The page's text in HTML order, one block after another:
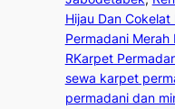
Hijau Dan
Permadani Merah
RKarpet
sewa karpet
permadani dan